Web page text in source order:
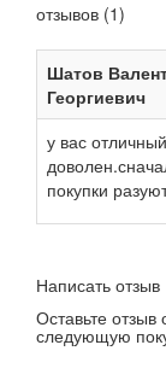
отзывов (1)
Шатов
Георгиевич
у вас
покупки
Написать отзыв
Оставьте отзыв
следующую